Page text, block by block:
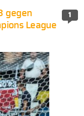
1
gegen
League